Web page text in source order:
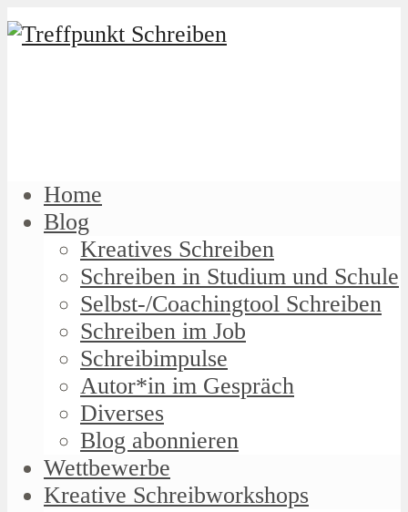
Home
Blog
Kreatives Schreiben
Schreiben in Studium und Schule
Selbst-/Coachingtool Schreiben
Schreiben im Job
Schreibimpulse
Autor*in im Gespräch
Diverses
Blog abonnieren
Wettbewerbe
Kreative Schreibworkshops